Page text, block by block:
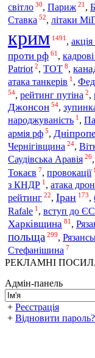
світло 30, Париж 21 ,
Ставка 52, літаки
крим 1491 ,
проти рф 61 ,
Patriot 2, ТОТ 8,
атака танкерів 1 ,
54, рейтинг путіна 2,
Джонсон 54,
народжуваність 1 ,
армія рф 5,
Чернігівщина 24,
Саудівська Аравія 26,
Токаєв 7, провокації
з КНДР 1 , атака
рейтинг 22, Іран 173,
Rafale 1 , вступ до ЄС
Харківщина 81 ,
польща 299,
Стефанішина 7
РЕКЛАМНІ
Адмін-панель
+ Реєстрація
+ Відновити пароль?